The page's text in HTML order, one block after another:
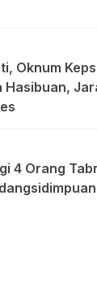
Oknum
Hasibuan,
4 Orang